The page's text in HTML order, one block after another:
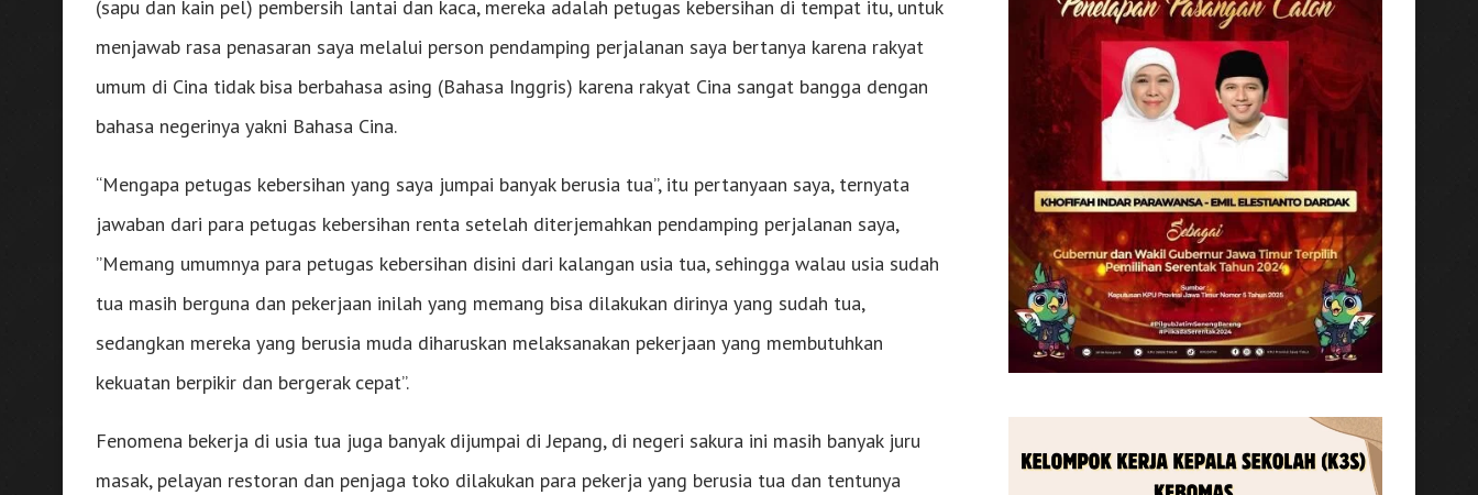
(sapu dan kain pel) pembersih lantai dan kaca, mereka adalah petugas kebersihan di tempat itu, untuk
menjawab rasa penasaran saya melalui person pendamping perjalanan saya bertanya karena rakyat
umum di Cina tidak bisa berbahasa asing (Bahasa Inggris) karena rakyat Cina sangat bangga dengan
bahasa negerinya yakni Bahasa Cina.
“Mengapa petugas kebersihan yang saya jumpai banyak berusia tua”, itu pertanyaan saya, ternyata
jawaban dari para petugas kebersihan renta setelah diterjemahkan pendamping perjalanan saya,
”Memang umumnya para petugas kebersihan disini dari kalangan usia tua, sehingga walau usia sudah
tua masih berguna dan pekerjaan inilah yang memang bisa dilakukan dirinya yang sudah tua,
sedangkan mereka yang berusia muda diharuskan melaksanakan pekerjaan yang membutuhkan
kekuatan berpikir dan bergerak cepat”.
Fenomena bekerja di usia tua juga banyak dijumpai di Jepang, di negeri sakura ini masih banyak juru
masak, pelayan restoran dan penjaga toko dilakukan para pekerja yang berusia tua dan tentunya